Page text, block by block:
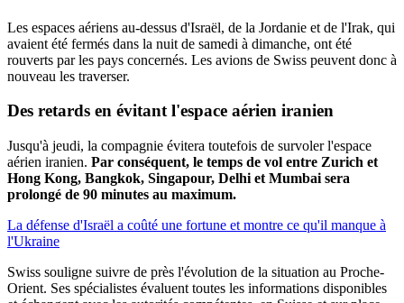
Les espaces aériens au-dessus d'Israël, de la Jordanie et de l'Irak, qui
avaient été fermés dans la nuit de samedi à dimanche, ont été
rouverts par les pays concernés. Les avions de Swiss peuvent donc à
nouveau les traverser.
Des retards en évitant l'espace aérien iranien
Jusqu'à jeudi, la compagnie évitera toutefois de survoler l'espace
aérien iranien. Par conséquent, le temps de vol entre Zurich et
Hong Kong, Bangkok, Singapour, Delhi et Mumbai sera
prolongé de 90 minutes au maximum.
La défense d'Israël a coûté une fortune et montre ce qu'il manque à
l'Ukraine
Swiss souligne suivre de près l'évolution de la situation au Proche-
Orient. Ses spécialistes évaluent toutes les informations disponibles